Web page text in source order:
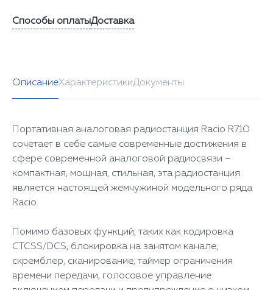
Способы оплатыДоставка
ОписаниеХарактеристикиДокументы
Портативная аналоговая радиостанция Racio R710
сочетает в себе самые современные достижения в
сфере современной аналоговой радиосвязи –
компактная, мощная, стильная, эта радиостанция
является настоящей жемчужиной модельного ряда
Racio.
Помимо базовых функций, таких как кодировка
CTCSS/DCS, блокировка на занятом канале,
скремблер, сканирование, таймер ограничения
времени передачи, голосовое управление